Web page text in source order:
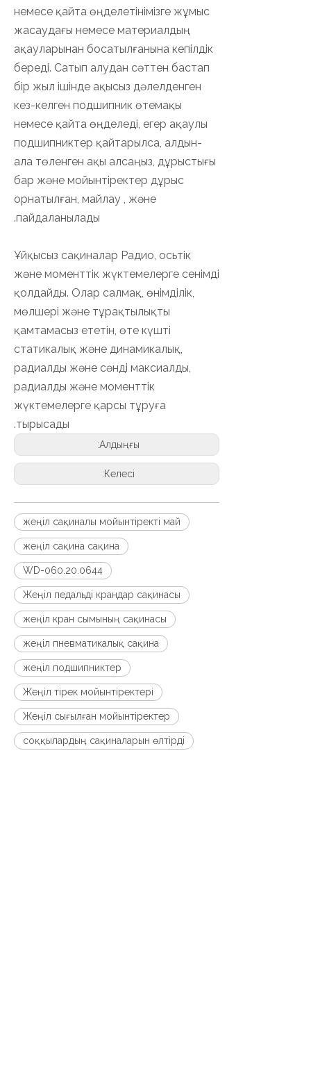
немесе қайта өңделетінімізге жұмыс
жасаудағы немесе материалдың
ақауларынан босатылғанына кепілдік
береді. Сатып алудан сәттен бастап
бір жыл ішінде ақысыз дәлелденген
кез-келген подшипник өтемақы
немесе қайта өңделеді, егер ақаулы
подшипниктер қайтарылса, алдын-
ала төленген ақы алсаңыз, дұрыстығы
бар және мойынтіректер дұрыс
орнатылған, майлау , және
пайдаланылады.
Ұйқысыз сақиналар Радио, осьтік
және моменттік жүктемелерге сенімді
қолдайды. Олар салмақ, өнімділік,
мөлшері және тұрақтылықты
қамтамасыз ететін, өте күшті
статикалық және динамикалық,
радиалды және сәнді максиалды,
радиалды және моменттік
жүктемелерге қарсы тұруға
тырысады.
Алдыңғы:
Келесі:
жеңіл сақиналы мойынтіректі май
жеңіл сақина сақина
WD-060.20.0644
Жеңіл педальді крандар сақинасы
жеңіл кран сымының сақинасы
жеңіл пневматикалық сақина
жеңіл подшипниктер
Жеңіл тірек мойынтіректері
Жеңіл сығылған мойынтіректер
соққылардың сақиналарын өлтірді